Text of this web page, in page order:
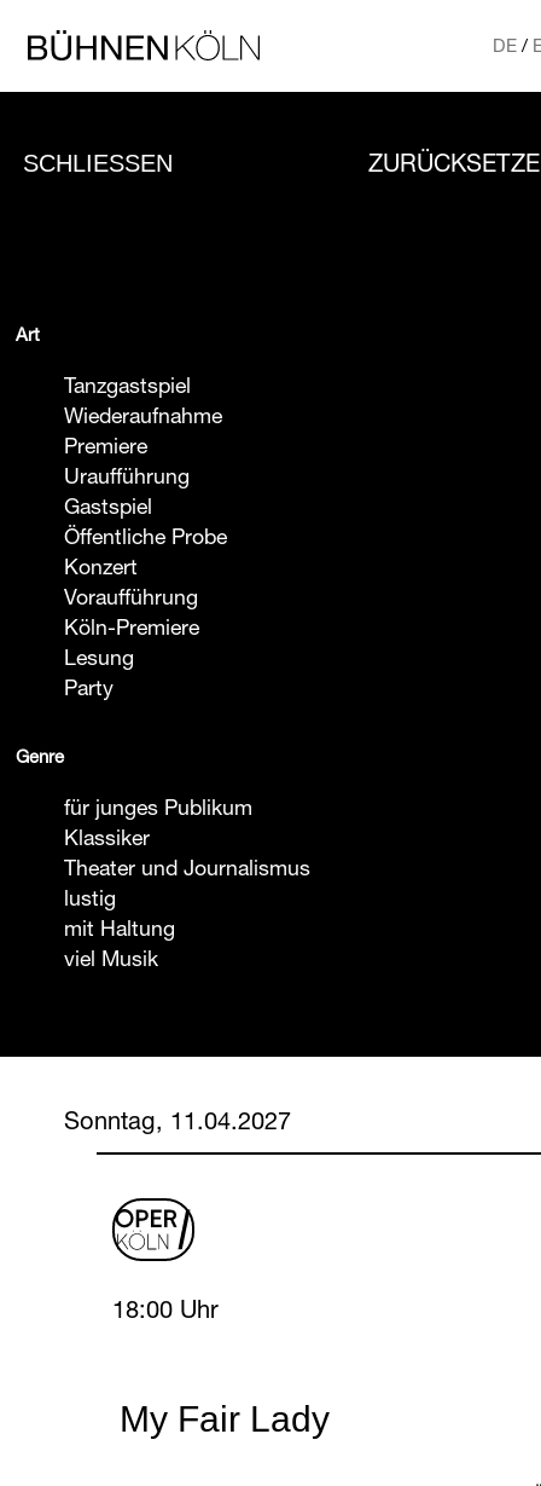
Hauptmenü
Bühnen Köln Startseite DE
SCHLIESSEN
Art
Tanzgastspiel
Wiederaufnahme
Premiere
Uraufführung
Gastspiel
Öffentliche Probe
Konzert
Voraufführung
Köln-Premiere
Lesung
Party
Genre
für junges Publikum
Klassiker
Theater und Journalismus
lustig
mit Haltung
viel Musik
Sonntag, 11.04.2027
My Fair Lady
Sunday, 11 April 2027
18:00 Uhr
oper